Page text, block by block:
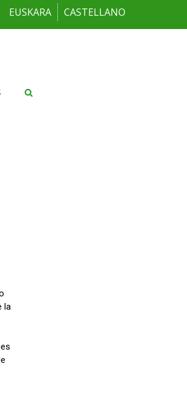
EUSKARA CASTELLANO
la